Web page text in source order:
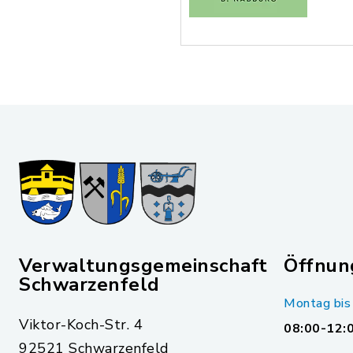
Verwaltungsgemeinschaft
Schwarzenfeld
Viktor-Koch-Str. 4
92521 Schwarzenfeld
Montag
08:00-